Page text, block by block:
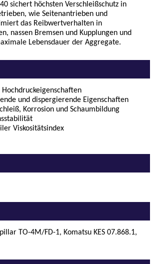
40 sichert höchsten Verschleißschutz in
wie Seitenantrieben und
das Reibwertverhalten in
nassen Bremsen und Kupplungen und
Lebensdauer der Aggregate.
und dispergierende Eigenschaften
Korrosion und Schaumbildung
Viskositätsindex
TO-4M/FD-1, Komatsu KES 07.868.1,